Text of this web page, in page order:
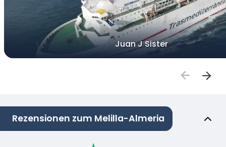
Juan J Sister
Rezensionen zum Melilla-Almeria